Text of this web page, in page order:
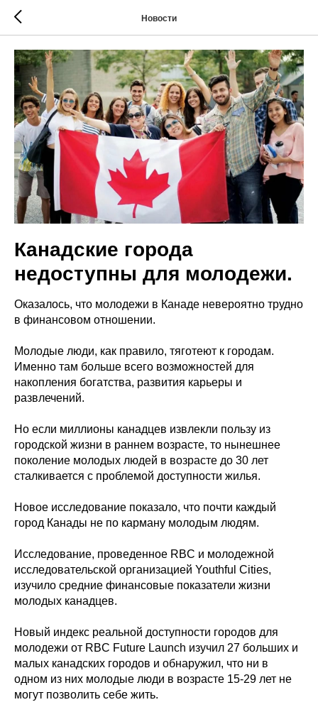
Новости
Канадские города
недоступны для молодежи.
Оказалось, что молодежи в Канаде невероятно трудно
в финансовом отношении.
Молодые люди, как правило, тяготеют к городам.
Именно там больше всего возможностей для
накопления богатства, развития карьеры и
развлечений.
Но если миллионы канадцев извлекли пользу из
городской жизни в раннем возрасте, то нынешнее
поколение молодых людей в возрасте до 30 лет
сталкивается с проблемой доступности жилья.
Новое исследование показало, что почти каждый
город Канады не по карману молодым людям.
Исследование, проведенное RBC и молодежной
исследовательской организацией Youthful Cities,
изучило средние финансовые показатели жизни
молодых канадцев.
Новый индекс реальной доступности городов для
молодежи от RBC Future Launch изучил 27 больших и
малых канадских городов и обнаружил, что ни в
одном из них молодые люди в возрасте 15-29 лет не
могут позволить себе жить.